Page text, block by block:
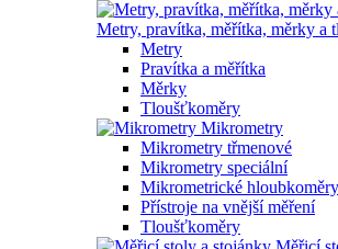
Metry, pravítka, měřítka, měrky a
Metry
Pravítka a měřítka
Měrky
Tloušťkoměry
Mikrometry
Mikrometry třmenové
Mikrometry speciální
Mikrometrické hloubkoměry
Přístroje na vnější měření
Tloušťkoměry